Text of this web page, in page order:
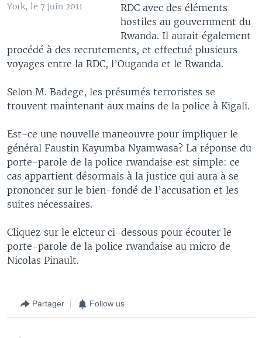
York, le 7 juin 2011
RDC avec des éléments
hostiles au gouvernment du
Rwanda. Il aurait également
procédé à des recrutements, et effectué plusieurs
voyages entre la RDC, l’Ouganda et le Rwanda.
Selon M. Badege, les présumés terroristes se
trouvent maintenant aux mains de la police à Kigali.
Est-ce une nouvelle maneouvre pour impliquer le
général Faustin Kayumba Nyamwasa? La réponse du
porte-parole de la police rwandaise est simple: ce
cas appartient désormais à la justice qui aura à se
prononcer sur le bien-fondé de l’accusation et les
suites nécessaires.
Cliquez sur le elcteur ci-dessous pour écouter le
porte-parole de la police rwandaise au micro de
Nicolas Pinault.
Partager Follow us